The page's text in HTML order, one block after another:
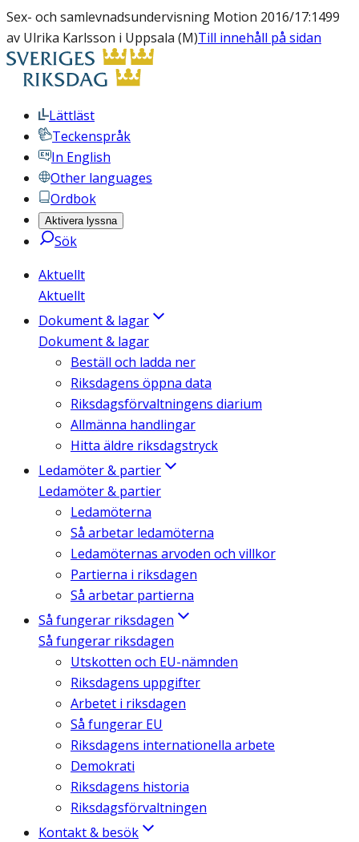
Sex- och samlevnadsundervisning Motion 2016/17:1499
av Ulrika Karlsson i Uppsala (M)Till innehåll på sidan
Lättläst
Teckenspråk
In English
Other languages
Ordbok
Aktivera lyssna
Sök
Aktuellt
Aktuellt
Dokument & lagar
Dokument & lagar
Beställ och ladda ner
Riksdagens öppna data
Riksdagsförvaltningens diarium
Allmänna handlingar
Hitta äldre riksdagstryck
Ledamöter & partier
Ledamöter & partier
Ledamöterna
Så arbetar ledamöterna
Ledamöternas arvoden och villkor
Partierna i riksdagen
Så arbetar partierna
Så fungerar riksdagen
Så fungerar riksdagen
Utskotten och EU-nämnden
Riksdagens uppgifter
Arbetet i riksdagen
Så fungerar EU
Riksdagens internationella arbete
Demokrati
Riksdagens historia
Riksdagsförvaltningen
Kontakt & besök